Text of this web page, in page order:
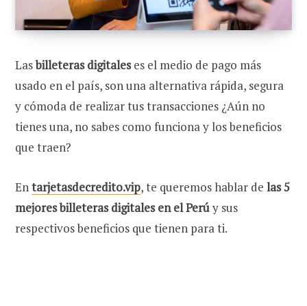
Lasbilleteras digitaleses el medio de pago más
usado en el país, son una alternativa rápida, segura
y cómoda de realizar tus transacciones ¿Aún no
tienes una, no sabes como funciona y los beneficios
que traen?
Entarjetasdecredito.vip, te queremos hablar de las 5
mejores billeteras digitales en el Perúy sus
respectivos beneficios que tienen para ti.